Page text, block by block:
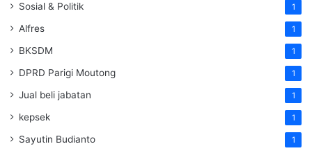
Sosial & Politik 1
Alfres 1
BKSDM 1
DPRD Parigi Moutong 1
Jual beli jabatan 1
kepsek 1
Sayutin Budianto 1